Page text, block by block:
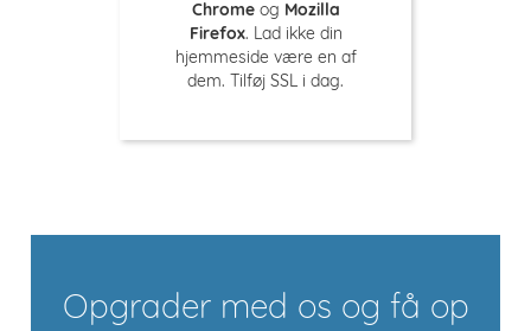
Chromeog Mozilla
Firefox. Lad ikke din
hjemmeside være en af
dem. Tilføj SSL i dag.
Opgrader med os og få op